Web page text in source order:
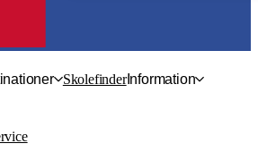
SkolefinderInformation